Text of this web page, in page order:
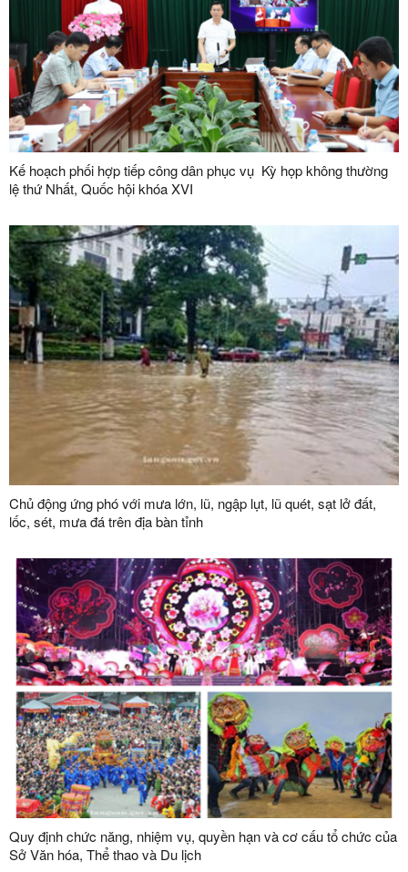
Kế hoạch phối hợp tiếp công dân phục vụ Kỳ họp không thường
lệ thứ Nhất, Quốc hội khóa XVI
Chủ động ứng phó với mưa lớn, lũ, ngập lụt, lũ quét, sạt lở đất,
lốc, sét, mưa đá trên địa bàn tỉnh
Quy định chức năng, nhiệm vụ, quyền hạn và cơ cấu tổ chức của
Sở Văn hóa, Thể thao và Du lịch